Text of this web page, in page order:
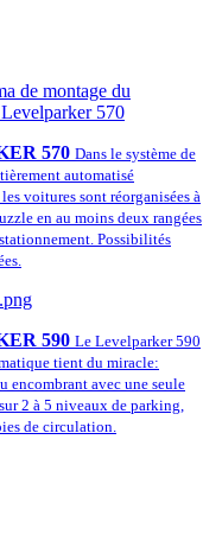
570 Dans le système de
automatisé
voitures sont réorganisées à
en au moins deux rangées
Possibilités
590 Le Levelparker 590
tient du miracle:
encombrant avec une seule
2 à 5 niveaux de parking,
de circulation.